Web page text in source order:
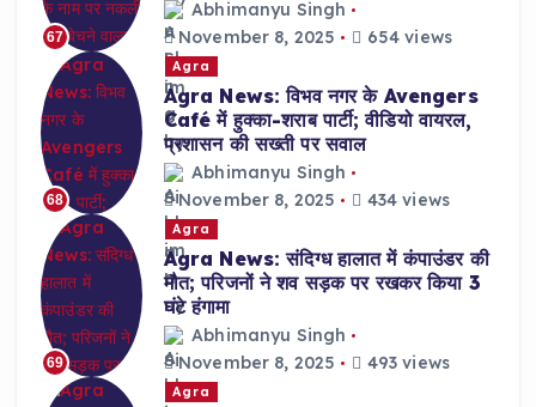
67
Abhimanyu Singh
November 8, 2025
654 views
68
Agra
Agra News: विभव नगर के Avengers
Café में हुक्का-शराब पार्टी; वीडियो वायरल,
प्रशासन की सख्ती पर सवाल
Abhimanyu Singh
November 8, 2025
434 views
69
Agra
Agra News: संदिग्ध हालात में कंपाउंडर की
मौत; परिजनों ने शव सड़क पर रखकर किया 3
घंटे हंगामा
Abhimanyu Singh
November 8, 2025
493 views
Agra